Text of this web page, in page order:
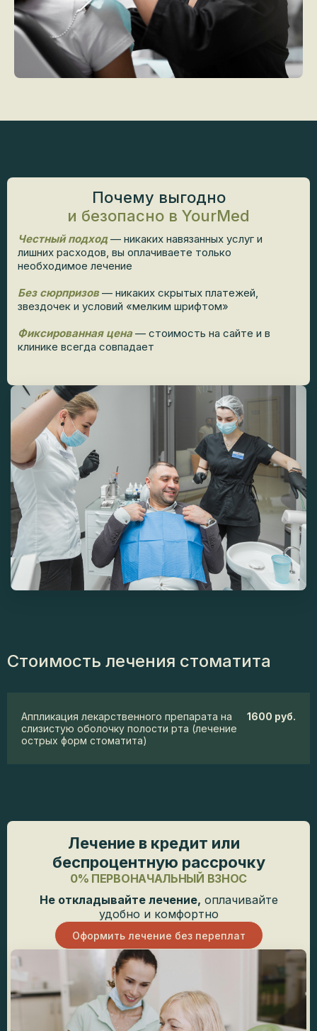
Почему выгодно
и безопасно в YourMed
Честный подход— никаких навязанных услуг и
лишних расходов, вы оплачиваете только
необходимое лечение
Без сюрпризов — никаких скрытых платежей,
звездочек и условий «мелким шрифтом»
Фиксированная цена— стоимость на сайте и в
клинике всегда совпадает
Стоимость лечения стоматита
Аппликация лекарственного препарата на
слизистую оболочку полости рта (лечение
острых форм стоматита)
1600 руб.
Лечение в кредит или
беспроцентную рассрочку
0% ПЕРВОНАЧАЛЬНЫЙ ВЗНОС
Не откладывайте лечение, оплачивайте
удобно и комфортно
Оформить лечение без переплат